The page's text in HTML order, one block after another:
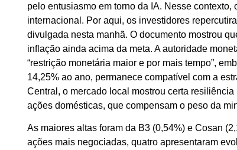
pelo entusiasmo em torno da IA. Nesse
internacional. Por aqui, os investidores
divulgada nesta manhã. O documento mostrou
inflação ainda acima da meta. A autoridade
“restrição monetária maior e por mais tempo”,
14,25% ao ano, permanece compatível com a
Central, o mercado local mostrou certa
ações domésticas, que compensam o peso da
As maiores altas foram da B3 (0,54%) e Cosan
ações mais negociadas, quatro apresentaram